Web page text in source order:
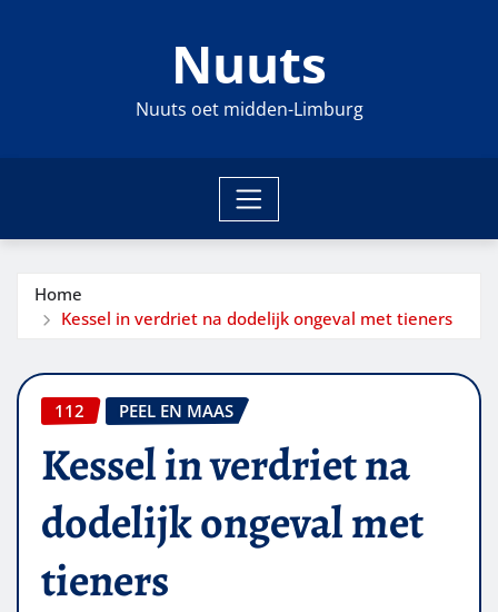
Nuuts
Nuuts oet midden-Limburg
Home
Kessel in verdriet na dodelijk ongeval met tieners
112 PEEL EN MAAS
Kessel in verdriet na
dodelijk ongeval met
tieners